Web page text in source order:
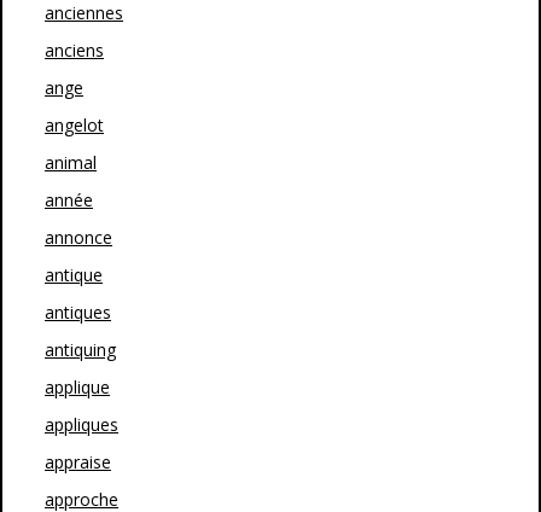
anciennes
anciens
ange
angelot
animal
année
annonce
antique
antiques
antiquing
applique
appliques
appraise
approche